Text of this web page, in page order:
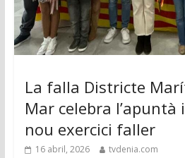
La falla Districte
Mar celebra l’apuntà
nou exercici faller
16 abril, 2026 tvdenia.com